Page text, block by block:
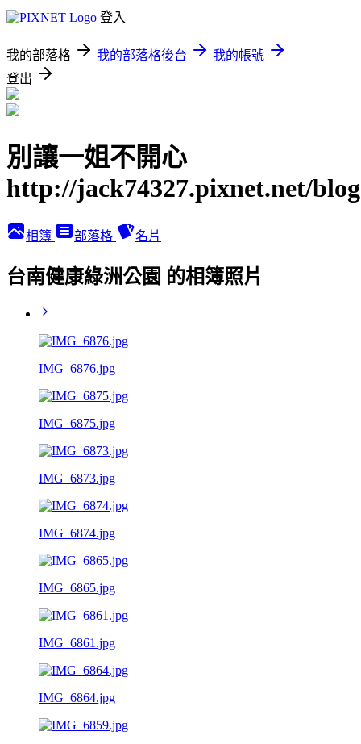
登入
我的部落格 我的部落格後台
我的帳號
登出
別讓一姐不開心
http://jack74327.pixnet.net/blog
相簿 部落格 名片
台南健康綠洲公園 的相簿照片
IMG_6876.jpg
IMG_6875.jpg
IMG_6873.jpg
IMG_6874.jpg
IMG_6865.jpg
IMG_6861.jpg
IMG_6864.jpg